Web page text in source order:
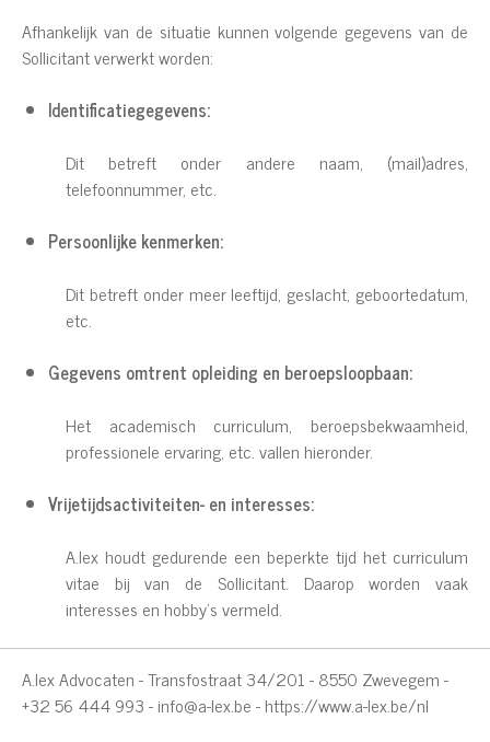
Afhankelijk van de situatie kunnen volgende gegevens van de
Sollicitant verwerkt worden:
Identificatiegegevens:
Dit betreft onder andere naam, (mail)adres,
telefoonnummer, etc.
Persoonlijke kenmerken:
Dit betreft onder meer leeftijd, geslacht, geboortedatum,
etc.
Gegevens omtrent opleiding en beroepsloopbaan:
Het academisch curriculum, beroepsbekwaamheid,
professionele ervaring, etc. vallen hieronder.
Vrijetijdsactiviteiten- en interesses:
A.lex houdt gedurende een beperkte tijd het curriculum
vitae bij van de Sollicitant. Daarop worden vaak
interesses en hobby’s vermeld.
A.lex Advocaten - Transfostraat 34/201 - 8550 Zwevegem -
+32 56 444 993 -info@a-lex.be-https://www.a-lex.be/nl